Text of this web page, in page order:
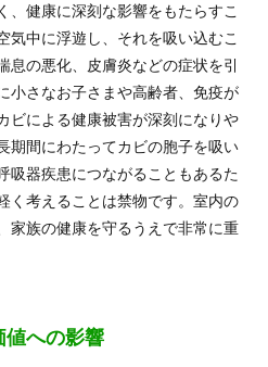
、健康に深刻な影響をもたらすこ
気中に浮遊し、それを吸い込むこ
息の悪化、皮膚炎などの症状を引
小さなお子さまや高齢者、免疫が
ビによる健康被害が深刻になりや
期間にわたってカビの胞子を吸い
吸器疾患につながることもあるた
く考えることは禁物です。室内の
家族の健康を守るうえで非常に重
値への影響